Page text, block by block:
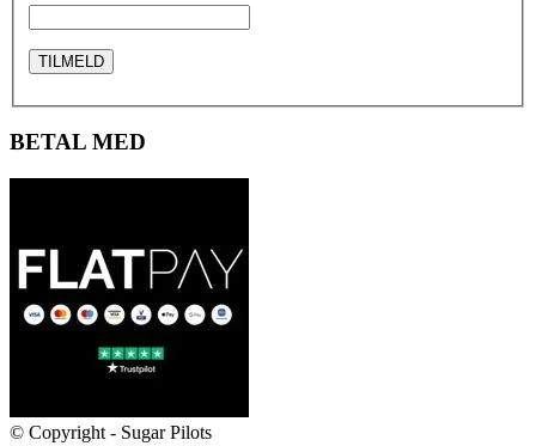
BETAL MED
© Copyright - Sugar Pilots